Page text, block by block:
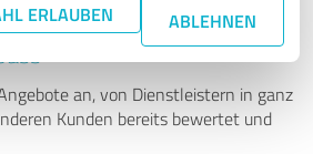
ERLAUBEN ABLEHNEN
Experten finden - mit
an, von Dienstleistern in ganz
Kunden bereits bewertet und